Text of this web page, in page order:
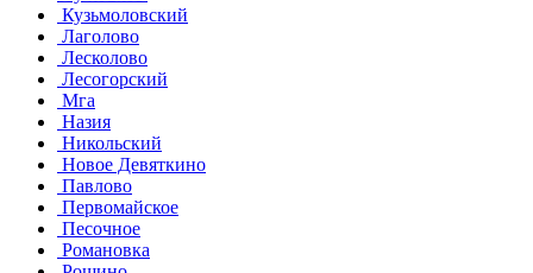
Кузьмоловский
Лаголово
Лесколово
Лесогорский
Мга
Назия
Никольский
Новое Девяткино
Павлово
Первомайское
Песочное
Романовка